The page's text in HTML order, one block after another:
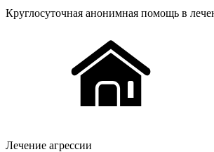
Круглосуточная анонимная помощь в
Лечение агрессии